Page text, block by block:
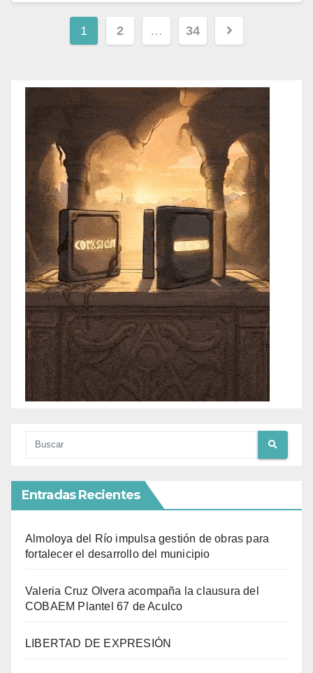
1 2 … 34
Entradas Recientes
Almoloya del Río impulsa gestión de obras para
fortalecer el desarrollo del municipio
Valeria Cruz Olvera acompaña la clausura del
COBAEM Plantel 67 de Aculco
LIBERTAD DE EXPRESIÓN